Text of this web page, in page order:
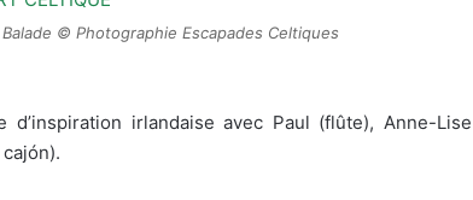
© Photographie Escapades Celtiques
irlandaise avec Paul (flûte), Anne-Lise